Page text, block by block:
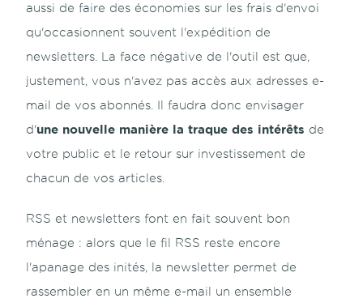
aussi de faire des économies sur les frais d'envoi
qu'occasionnent souvent l'expédition de
newsletters. La face négative de l'outil est que,
justement, vous n'avez pas accès aux adresses e-
mail de vos abonnés. Il faudra donc envisager
d'une nouvelle manière la traque des intérêts de
votre public et le retour sur investissement de
chacun de vos articles.
RSS et newsletters font en fait souvent bon
ménage : alors que le fil RSS reste encore
l'apanage des inités, la newsletter permet de
rassembler en un même e-mail un ensemble